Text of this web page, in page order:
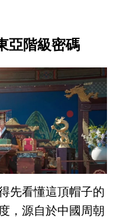
亞階級密碼
先看懂這頂帽子的
，源自於中國周朝